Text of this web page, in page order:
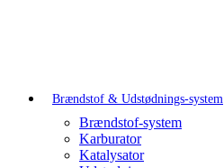
Brændstof & Udstødnings-system
Brændstof-system
Karburator
Katalysator